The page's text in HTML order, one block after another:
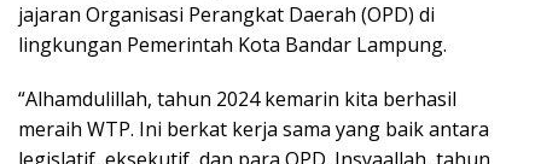
jajaran Organisasi Perangkat Daerah (OPD) di
lingkungan Pemerintah Kota Bandar Lampung.
“Alhamdulillah, tahun 2024 kemarin kita berhasil
meraih WTP. Ini berkat kerja sama yang baik antara